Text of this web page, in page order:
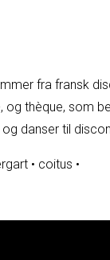
fra fransk
thèque, som
danser til
• coitus •